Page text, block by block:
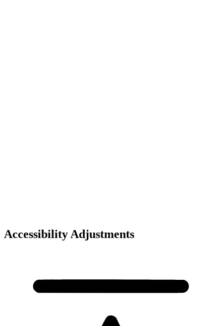
Accessibility Adjustments